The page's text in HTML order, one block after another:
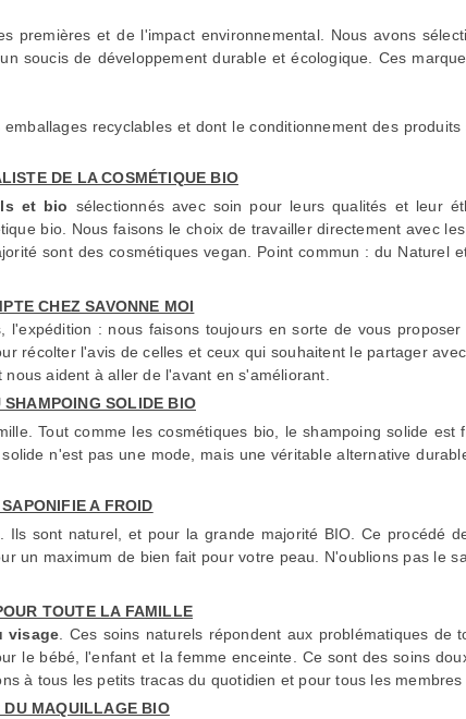
et de l'impact environnemental. Nous avons
soucis de développement durable et écologique. Ces
recyclables et dont le conditionnement des
DE LA COSMÉTIQUE BIO
et bio sélectionnés avec soin pour leurs qualités et leur
bio. Nous faisons le choix de travailler directement avec
sont des cosmétiques vegan. Point commun : du Naturel
CHEZ SAVONNE MOI
: nous faisons toujours en sorte de vous
récolter l'avis de celles et ceux qui souhaitent le partager
aident à aller de l'avant en s'améliorant.
SOLIDE BIO
Tout comme les cosmétiques bio, leshampoing solide est
n'est pas une mode, mais une véritable alternative
A FROID
sont naturel, et pour la grande majorité BIO. Ce procédé
un maximum de bien fait pour votre peau. N'oublions pas le
TOUTE LA FAMILLE
visage . Ces soins naturels répondent aux problématiques de
le bébé, l'enfant et la femme enceinte. Ce sont des soins
à tous les petits tracas du quotidien et pour tous les membres
DU MAQUILLAGE BIO